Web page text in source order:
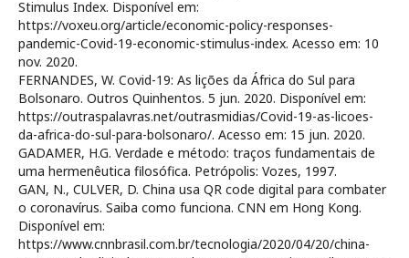
Stimulus Index. Disponível em:
https://voxeu.org/article/economic-policy-responses-
pandemic-Covid-19-economic-stimulus-index. Acesso em: 10
nov. 2020.
FERNANDES, W. Covid-19: As lições da África do Sul para
Bolsonaro. Outros Quinhentos. 5 jun. 2020. Disponível em:
https://outraspalavras.net/outrasmidias/Covid-19-as-licoes-
da-africa-do-sul-para-bolsonaro/. Acesso em: 15 jun. 2020.
GADAMER, H.G. Verdade e método: traços fundamentais de
uma hermenêutica filosófica. Petrópolis: Vozes, 1997.
GAN, N., CULVER, D. China usa QR code digital para combater
o coronavírus. Saiba como funciona. CNN em Hong Kong.
Disponível em:
https://www.cnnbrasil.com.br/tecnologia/2020/04/20/china-